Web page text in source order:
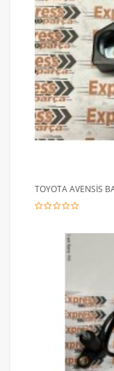
TOYOTA AVENSİS